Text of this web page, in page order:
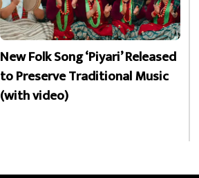
New Folk Song ‘Piyari’ Released
to Preserve Traditional Music
(with video)